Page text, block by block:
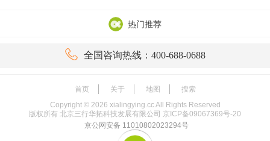
热门推荐
 全国咨询热线：400-688-0688
首页 关于 地图
搜索
Copyright © 2026 xialingying.cc All Rights Reserved
版权所有 北京三行华拓科技发展有限公司 京ICP备09067369号-20
京公网安备 11010802023294号